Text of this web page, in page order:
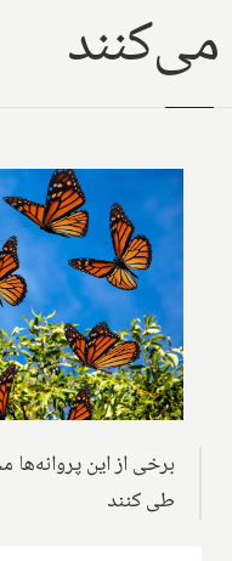
می‌کنند
طی کنند